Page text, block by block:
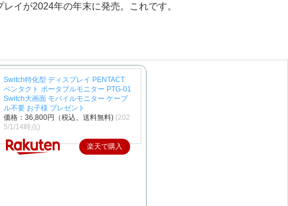
イが2024年の年末に発売。これです。
Switch特化型 ディスプレイ PENTACT
ペンタクト ポータブルモニター PTG-01
Switch大画面 モバイルモニター ケーブ
ル不要 お子様 プレゼント
価格：36,800円（税込、送料無料) (202
5/1/14時点)
楽天で購入